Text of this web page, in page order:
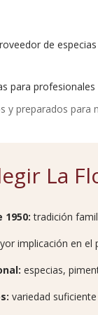
de
y preparados para
La
1950: tradición
implicación en el
especias,
variedad